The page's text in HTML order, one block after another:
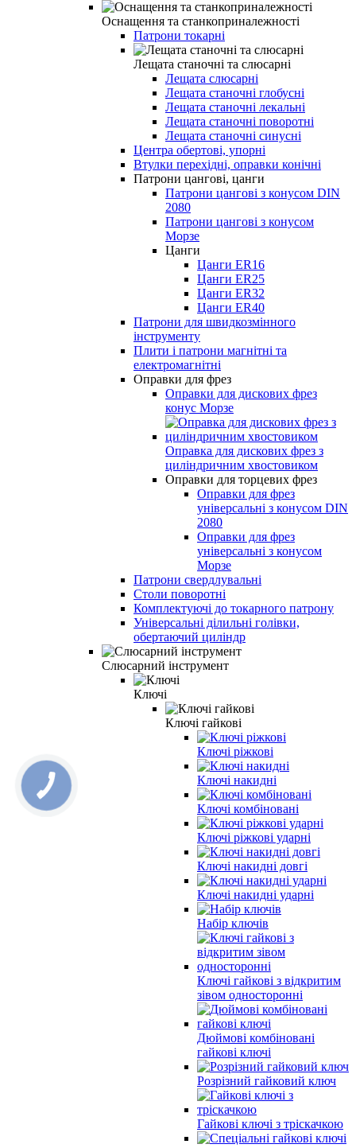
Оснащення та станкоприналежності
Патрони токарні
Лещата станочні та слюсарні
Лещата слюсарні
Лещата станочні глобусні
Лещата станочні лекальні
Лещата станочні поворотні
Лещата станочні синусні
Центра обертові, упорні
Втулки перехідні, оправки конічні
Патрони цангові, цанги
Патрони цангові з конусом DIN
2080
Патрони цангові з конусом
Морзе
Цанги
Цанги ER16
Цанги ER25
Цанги ER32
Цанги ER40
Патрони для швидкозмінного
інструменту
Плити і патрони магнітні та
електромагнітні
Оправки для фрез
Оправки для дискових фрез
конус Морзе
Оправка для дискових фрез з
циліндричним хвостовиком
Оправки для торцевих фрез
Оправки для фрез
універсальні з конусом DIN
2080
Оправки для фрез
універсальні з конусом
Морзе
Патрони свердлувальні
Столи поворотні
Комплектуючі до токарного патрону
Універсальні ділильні голівки,
обертаючий циліндр
Слюсарний інструмент
Ключі
Ключі гайкові
Ключі ріжкові
Ключі накидні
Ключі комбіновані
Ключі ріжкові ударні
Ключі накидні довгі
Ключі накидні ударні
Набір ключів
Ключі гайкові з відкритим
зівом односторонні
Дюймові комбіновані
гайкові ключі
Розрізний гайковий ключ
Гайкові ключі з тріскачкою